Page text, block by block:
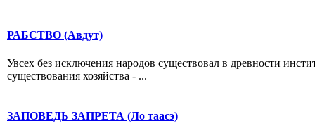
РАБСТВО (Авдут)
Увсех без исключения народов существовал в древности
существования хозяйства - ...
ЗАПОВЕДЬ ЗАПРЕТА (Ло таасэ)